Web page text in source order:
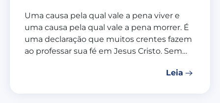
Uma causa pela qual vale a pena viver e
uma causa pela qual vale a pena morrer. É
uma declaração que muitos crentes fazem
ao professar sua fé em Jesus Cristo. Sem…
Leia